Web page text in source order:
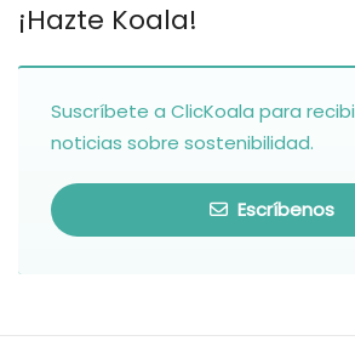
¡Hazte Koala!
Suscríbete a ClicKoala para
noticias sobre sostenibilidad.
Escríbenos